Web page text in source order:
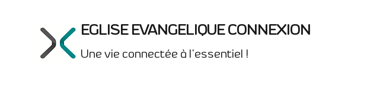
EGLISE EVANGELIQUE CONNEXION
Une vie connectée à l'essentiel !